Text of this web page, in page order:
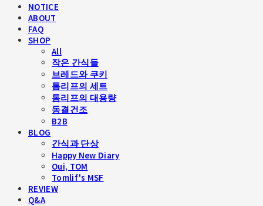
NOTICE
ABOUT
FAQ
SHOP
All
작은 간식들
브레드와 쿠키
톰리프의 세트
톰리프의 대용량
동결건조
B2B
BLOG
간식과 단상
Happy New Diary
Oui, TOM
Tomlif's MSF
REVIEW
Q&A